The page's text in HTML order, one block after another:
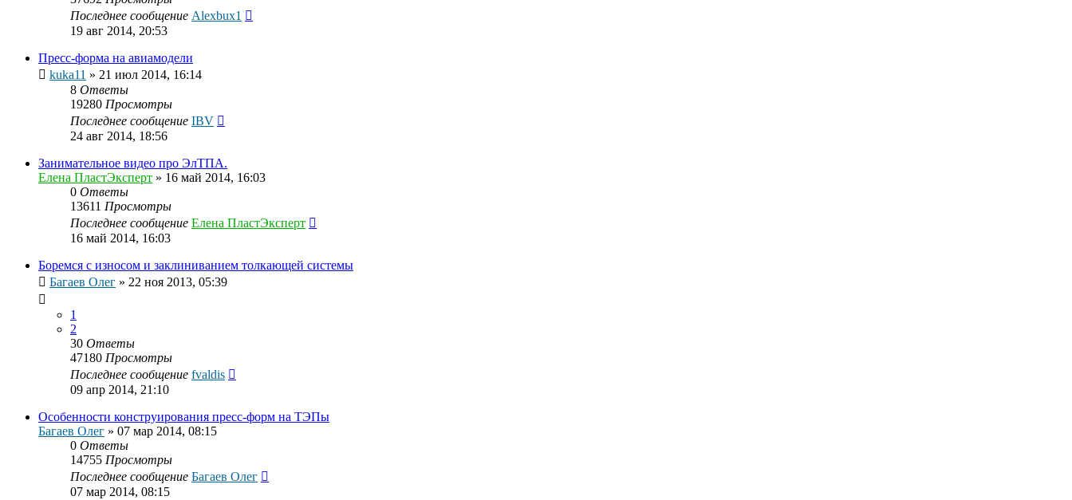
Последнее сообщение Alexbux1
19 авг 2014, 20:53
Пресс-форма на авиамодели
kuka11 » 21 июл 2014, 16:14
8 Ответы
19280 Просмотры
Последнее сообщение IBV
24 авг 2014, 18:56
Занимательное видео про ЭлТПА.
Елена ПластЭксперт » 16 май 2014, 16:03
0 Ответы
13611 Просмотры
Последнее сообщение Елена ПластЭксперт
16 май 2014, 16:03
Боремся с износом и заклиниванием толкающей системы
Багаев Олег » 22 ноя 2013, 05:39
1
2
30 Ответы
47180 Просмотры
Последнее сообщение fvaldis
09 апр 2014, 21:10
Особенности конструирования пресс-форм на ТЭПы
Багаев Олег » 07 мар 2014, 08:15
0 Ответы
14755 Просмотры
Последнее сообщение Багаев Олег
07 мар 2014, 08:15